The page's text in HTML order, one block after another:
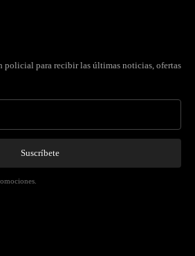
policial para recibir las últimas noticias, ofertas
Suscríbete